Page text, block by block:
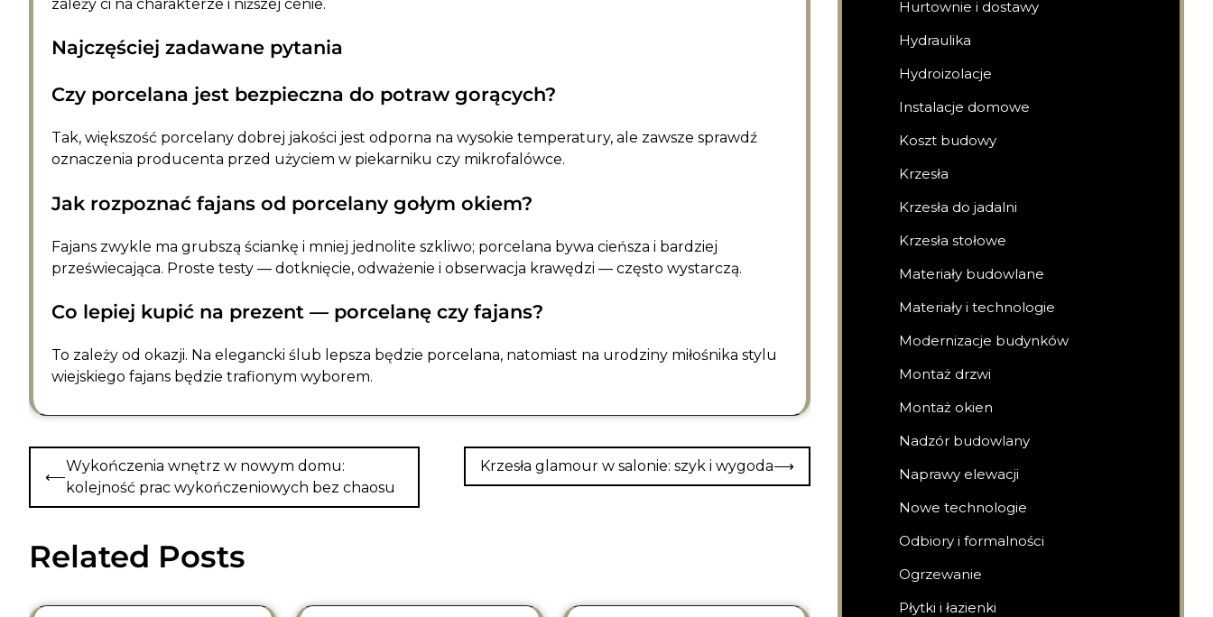
zależy ci na charakterze i niższej cenie.
Najczęściej zadawane pytania
Czy porcelana jest bezpieczna do potraw gorących?
Tak, większość porcelany dobrej jakości jest odporna na wysokie temperatury, ale zawsze sprawdź
oznaczenia producenta przed użyciem w piekarniku czy mikrofalówce.
Jak rozpoznać fajans od porcelany gołym okiem?
Fajans zwykle ma grubszą ściankę i mniej jednolite szkliwo; porcelana bywa cieńsza i bardziej
przeświecająca. Proste testy — dotknięcie, odważenie i obserwacja krawędzi — często wystarczą.
Co lepiej kupić na prezent — porcelanę czy fajans?
To zależy od okazji. Na elegancki ślub lepsza będzie porcelana, natomiast na urodziny miłośnika stylu
wiejskiego fajans będzie trafionym wyborem.
Nawigacja
wpisu
⟵
Wykończenia wnętrz w nowym domu:
kolejność prac wykończeniowych bez chaosu
Krzesła glamour w salonie: szyk i wygoda⟶
Related Posts
Hurtownie i dostawy
Hydraulika
Hydroizolacje
Instalacje domowe
Koszt budowy
Krzesła
Krzesła do jadalni
Krzesła stołowe
Materiały budowlane
Materiały i technologie
Modernizacje budynków
Montaż drzwi
Montaż okien
Nadzór budowlany
Naprawy elewacji
Nowe technologie
Odbiory i formalności
Ogrzewanie
Płytki i łazienki